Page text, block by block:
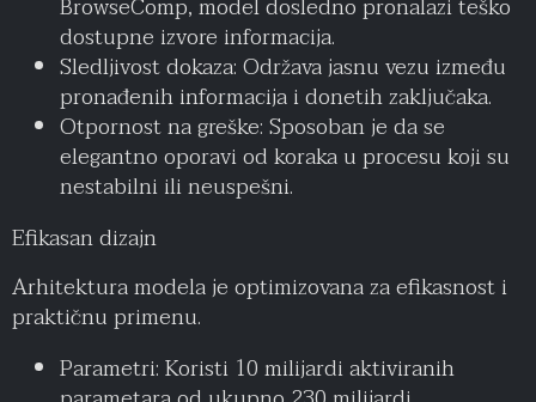
BrowseComp, model dosledno pronalazi teško
dostupne izvore informacija.
Sledljivost dokaza: Održava jasnu vezu između
pronađenih informacija i donetih zaključaka.
Otpornost na greške: Sposoban je da se
elegantno oporavi od koraka u procesu koji su
nestabilni ili neuspešni.
Efikasan dizajn
Arhitektura modela je optimizovana za efikasnost i
praktičnu primenu.
Parametri: Koristi 10 milijardi aktiviranih